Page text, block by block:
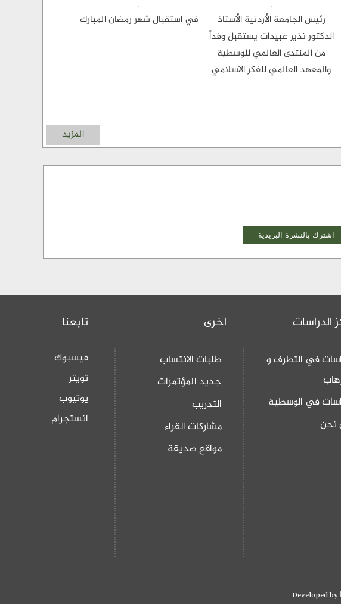
رئيس الجامعة الأردنية الأستاذ
الدكتور نذير عبيدات يستقبل وفداً
من المنتدى العالمي للوسطية
والمعهد العالمي للفكر الاسلامي
في استقبال شهر رمضان المبارك
المزيد
الدراسات
في التطرف و
في الوسطية
نحن
اخرى
طلبات الانتساب
جديد المؤتمرات
التدريب
مشاركات القراء
مواقع صديقة
تابعنا
فيسبوك
تويتر
يوتيوب
انستجرام
Developed by